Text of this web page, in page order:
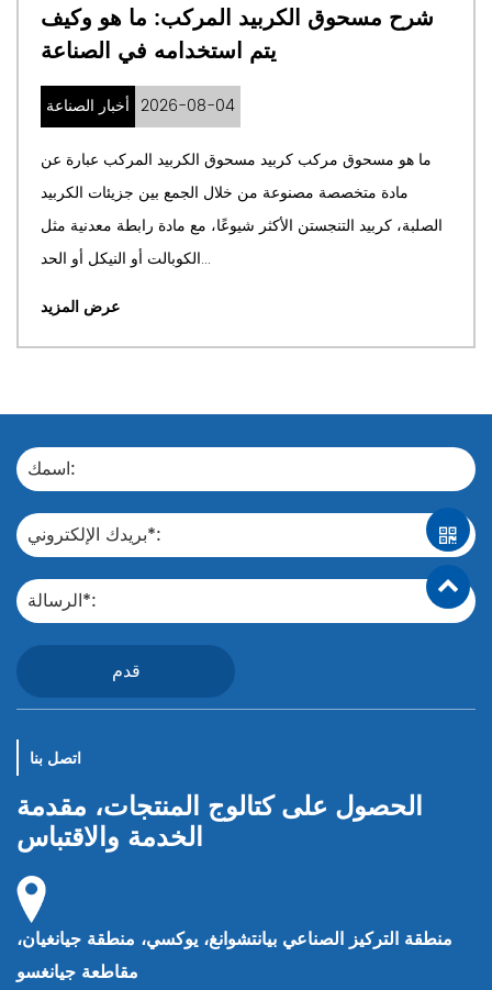
شرح مسحوق
ما هو مسحوق مركب
مادة متخصصة
الصلبة، كربيد
الدقيقة ولماذا تغير
التصنيع الحديث
الدقيقة ودورها في الصناعة مساحيق
عن جزيئات معدنية مصممة بدقة ويتم
لحجم الجسيمات وشكلها وتركيبها
قدم
اتصل بنا
الحصول على كتالوج المنتجات، مقدمة
الخدمة والاقتباس
منطقة التركيز الصناعي بيانتشوانغ، يوكسي، منطقة جيانغيان،
مقاطعة جيانغسو